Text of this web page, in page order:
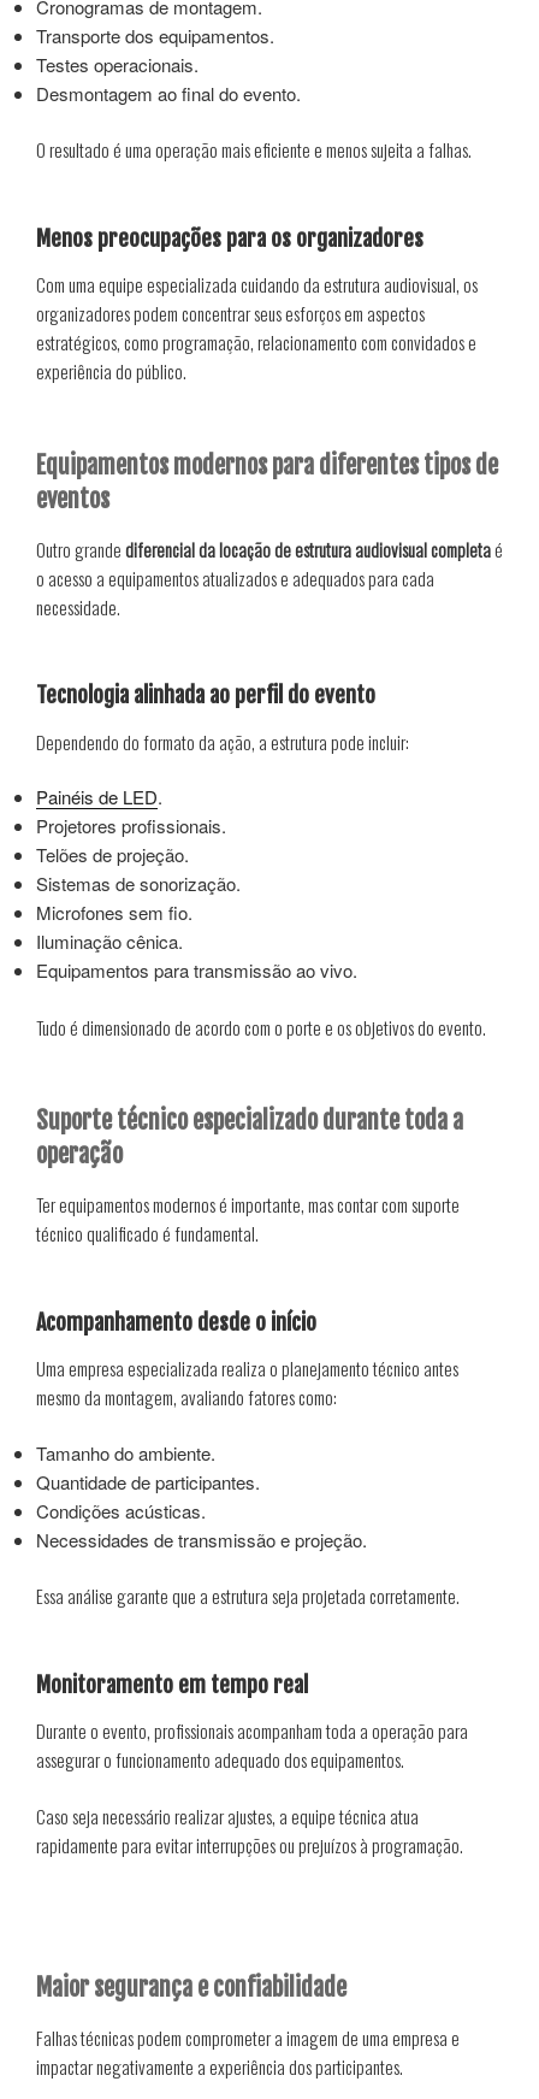
Cronogramas de montagem.
Transporte dos equipamentos.
Testes operacionais.
Desmontagem ao final do evento.
O resultado é uma operação mais eficiente e menos sujeita a falhas.
Menos preocupações para os organizadores
Com uma equipe especializada cuidando da estrutura audiovisual, os
organizadores podem concentrar seus esforços em aspectos
estratégicos, como programação, relacionamento com convidados e
experiência do público.
Equipamentos modernos para diferentes tipos de
eventos
Outro grandediferencial da locação de estrutura audiovisual completaé
o acesso a equipamentos atualizados e adequados para cada
necessidade.
Tecnologia alinhada ao perfil do evento
Dependendo do formato da ação, a estrutura pode incluir:
Painéis de LED.
Projetores profissionais.
Telões de projeção.
Sistemas de sonorização.
Microfones sem fio.
Iluminação cênica.
Equipamentos para transmissão ao vivo.
Tudo é dimensionado de acordo com o porte e os objetivos do evento.
Suporte técnico especializado durante toda a
operação
Ter equipamentos modernos é importante, mas contar com suporte
técnico qualificado é fundamental.
Acompanhamento desde o início
Uma empresa especializada realiza o planejamento técnico antes
mesmo da montagem, avaliando fatores como:
Tamanho do ambiente.
Quantidade de participantes.
Condições acústicas.
Necessidades de transmissão e projeção.
Essa análise garante que a estrutura seja projetada corretamente.
Monitoramento em tempo real
Durante o evento, profissionais acompanham toda a operação para
assegurar o funcionamento adequado dos equipamentos.
Caso seja necessário realizar ajustes, a equipe técnica atua
rapidamente para evitar interrupções ou prejuízos à programação.
Maior segurança e confiabilidade
Falhas técnicas podem comprometer a imagem de uma empresa e
impactar negativamente a experiência dos participantes.